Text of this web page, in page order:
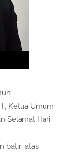
Ketua Umum
Selamat Hari
batin atas